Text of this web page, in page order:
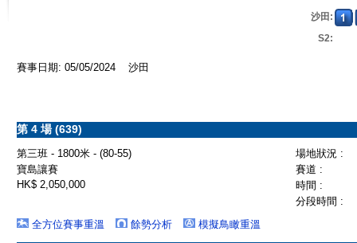
沙田:
S2:
賽事日期: 05/05/2024 沙田
第 4 場 (639)
第三班 - 1800米 - (80-55)
場地狀況 :
寶島讓賽
賽道 :
HK$ 2,050,000
時間 :
分段時間 :
全方位賽事重溫
餘勢分析 模擬鳥瞰重溫